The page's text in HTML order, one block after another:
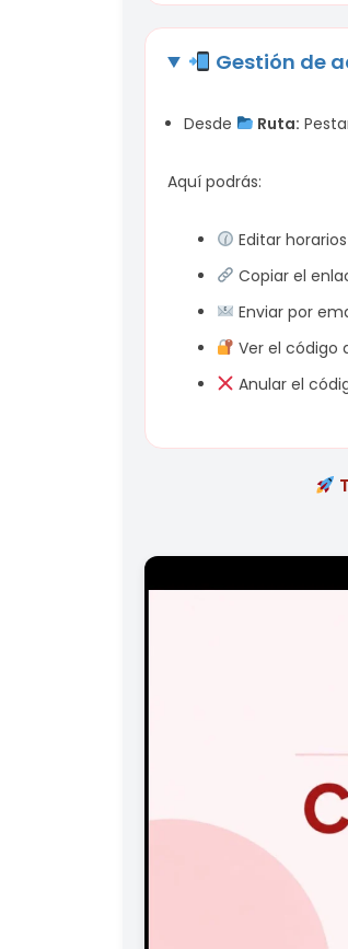
Gestión de
Desde Ruta:
Aquí podrás:
Editar
Copiar el
Enviar por
Ver el código
Anular el